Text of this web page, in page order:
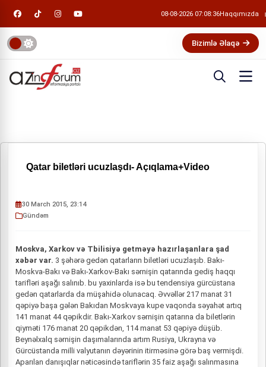
08-08-2026 07:08:37Haqqımızda
Bizimlə Əlaqə
Qatar biletləri ucuzlaşdı- Açıqlama+Video
30 March 2015, 23:14
Gündəm
Moskva, Xarkov və Tbilisiyə getməyə hazırlaşanlara şad
xəbər var. 3 şəhərə gedən qatarların biletləri ucuzlaşıb. Bakı-
Moskva-Bakı və Bakı-Xarkov-Bakı sərnişin qatarında gediş haqqı
tarifləri aşağı salınıb. bu yaxinlarda isə bu tendensiya gürcüstana
gedən qatarlarda da müşahidə olunacaq. Əvvəllər 217 manat 31
qəpiyə başa gələn Bakıdan Moskvaya kupe vaqonda səyahət artıq
141 manat 44 qəpikdir. Bakı-Xarkov sərnişin qatarına da biletlərin
qiyməti 176 manat 20 qəpikdən, 114 manat 53 qəpiyə düşüb.
Beynəlxalq sərnişin daşımalarında artım Rusiya, Ukrayna və
Gürcüstanda milli valyutanın dəyərinin itirməsinə görə baş vermişdi.
Aparılan danışıqlar nəticəsində tariflərin 35 faiz aşağı salınmasına